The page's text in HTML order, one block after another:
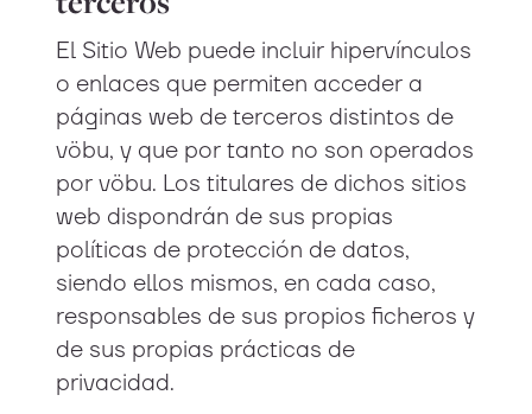
El Sitio Web puede incluir hipervínculos
o enlaces que permiten acceder a
páginas web de terceros distintos de
vöbu, y que por tanto no son operados
por vöbu. Los titulares de dichos sitios
web dispondrán de sus propias
políticas de protección de datos,
siendo ellos mismos, en cada caso,
responsables de sus propios ficheros y
de sus propias prácticas de
privacidad.